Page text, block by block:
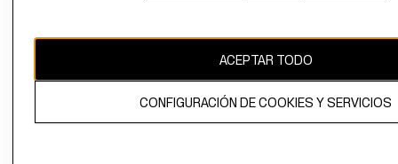
El contenido de esta página web está protegido por copyright y es
propiedad de H&M Hennes & Mauritz AB.
ACEPTAR TODO
CONFIGURACIÓN DE COOKIES Y SERVICIOS